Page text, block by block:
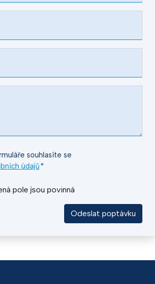
souhlasíte se
údajů*
pole jsou povinná
Odeslat poptávku